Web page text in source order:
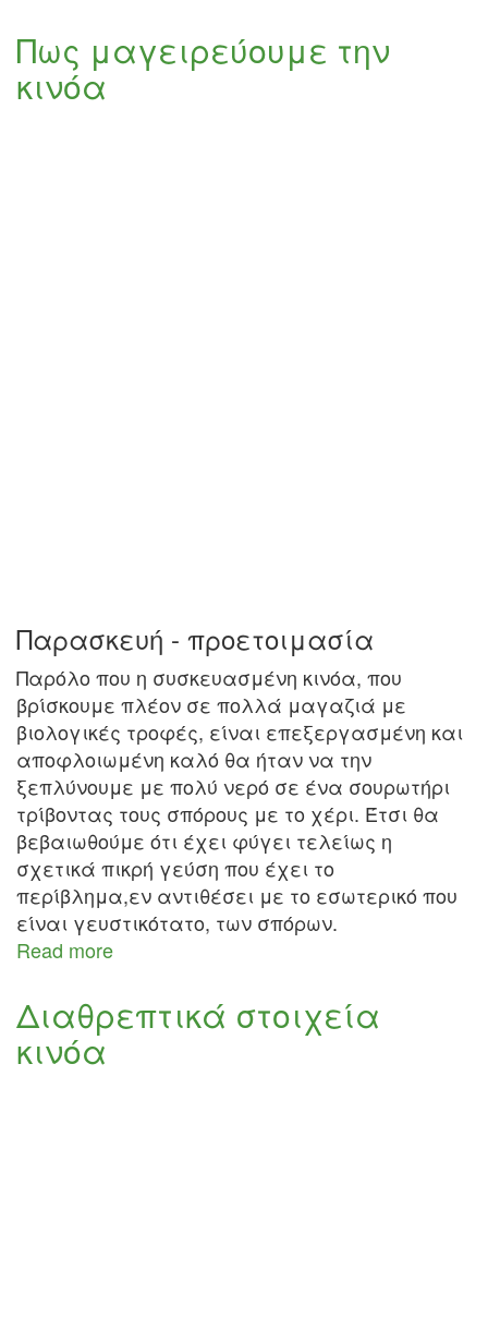
με
κινόα
Πως μαγειρεύουμε την
κινόα
Παρασκευή - προετοιμασία
Παρόλο που η συσκευασμένη κινόα, που
βρίσκουμε πλέον σε πολλά μαγαζιά με
βιολογικές τροφές, είναι επεξεργασμένη και
αποφλοιωμένη καλό θα ήταν να την
ξεπλύνουμε με πολύ νερό σε ένα σουρωτήρι
τρίβοντας τους σπόρους με το χέρι. Έτσι θα
βεβαιωθούμε ότι έχει φύγει τελείως η
σχετικά πικρή γεύση που έχει το
περίβλημα,εν αντιθέσει με το εσωτερικό που
είναι γευστικότατο, των σπόρων.
Read more
μαγειρεύουμε
την
Διαθρεπτικά στοιχεία
κινόα